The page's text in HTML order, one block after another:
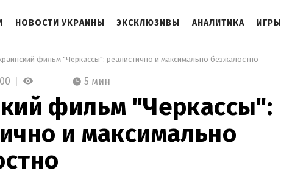
НОВОСТИ УКРАИНЫ ЭКСКЛЮЗИВЫ АНАЛИТИКА ИГРЫ
фильм "Черкассы": реалистично и максимально безжалостно
5 мин
фильм "Черкассы":
и максимально